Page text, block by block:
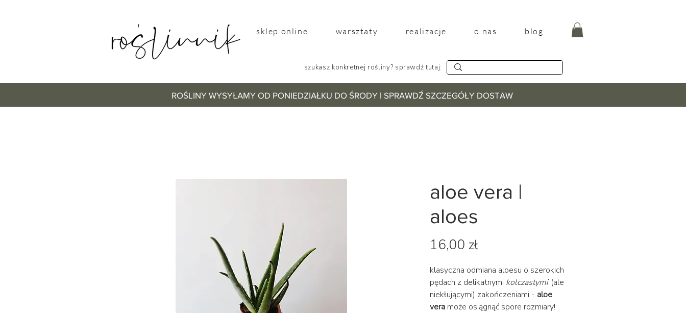
sklep online warsztaty realizacje o nas blog
szukasz konkretnej rośliny? sprawdź tutaj:
ROŚLINY WYSYŁAMY OD PONIEDZIAŁKU DO ŚRODY | SPRAWDŹ SZCZEGÓŁY DOSTAW
aloe vera |
aloes
16,00 złCena
klasyczna odmiana aloesu o szerokich
pędach z delikatnymi kolczastymi (ale
niekłującymi) zakończeniami - aloe
vera może osiągnąć spore rozmiary!